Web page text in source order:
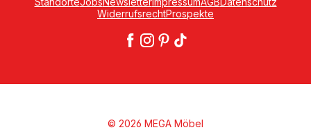
WiderrufsrechtProspekte
© 2026 MEGA Möbel